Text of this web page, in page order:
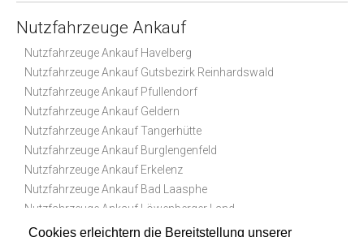
Cookies erleichtern die Bereitstellung unserer
Nutzfahrzeuge Ankauf
Nutzfahrzeuge Ankauf Havelberg
Nutzfahrzeuge Ankauf Gutsbezirk Reinhardswald
Nutzfahrzeuge Ankauf Pfullendorf
Nutzfahrzeuge Ankauf Geldern
Nutzfahrzeuge Ankauf Tangerhütte
Nutzfahrzeuge Ankauf Burglengenfeld
Nutzfahrzeuge Ankauf Erkelenz
Nutzfahrzeuge Ankauf Bad Laasphe
Nutzfahrzeuge Ankauf Löwenberger Land
Nutzfahrzeuge Ankauf Lippstadt